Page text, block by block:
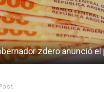
zdero anunció